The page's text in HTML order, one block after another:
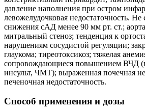
давление наполнения при остром
левожелудочковая недостаточность. Не
снижения сАД менее 90 мм рт. ст.;
митральный стеноз; тенденция к
нарушениям сосудистой регуляции;
глаукома; тиреотоксикоз; тяжелая
сопровождающиеся повышением ВЧД (в
инсульт, ЧМТ); выраженная почечная
печеночная недостаточность.
Способ применения и дозы